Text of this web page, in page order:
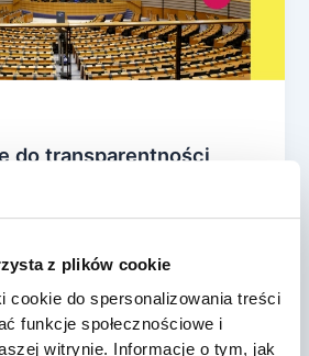
z plików cookie
cookie do spersonalizowania treści
funkcje społecznościowe i
witrynie. Informacje o tym, jak
do transparentności
wskazówki
kluczowe zmiany
2025
r. nastąpiło bardzo ważne
pracodawcy – Ministerstwo